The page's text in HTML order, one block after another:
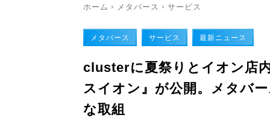
ホーム メタバース サービス
メタバース サービス 最新ニュース
clusterに夏祭りとイオン店
スイオン』が公開。メタバ
な取組